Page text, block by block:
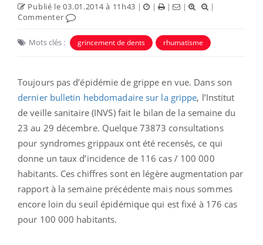
Publié le 03.01.2014 à 11h43 | | | |
|
Commenter
Mots clés : grincement de dents rhumatisme
Toujours pas d’épidémie de grippe en vue. Dans son
dernier bulletin hebdomadaire sur la grippe, l’Institut
de veille sanitaire (INVS) fait le bilan de la semaine du
23 au 29 décembre. Quelque 73873 consultations
pour syndromes grippaux ont été recensés, ce qui
donne un taux d’incidence de 116 cas / 100 000
habitants. Ces chiffres sont en légère augmentation par
rapport à la semaine précédente mais nous sommes
encore loin du seuil épidémique qui est fixé à 176 cas
pour 100 000 habitants.